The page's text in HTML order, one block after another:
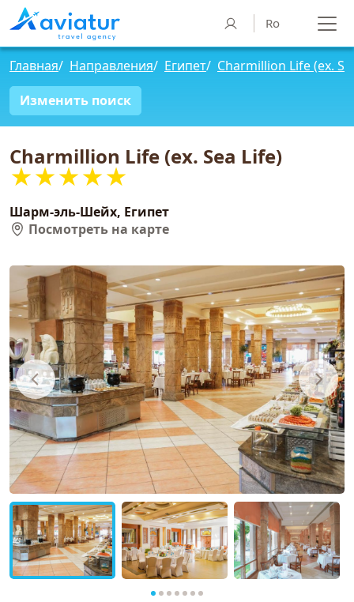
Ro
Главная/ Направления/ Египет/ Charmillion Life (ex.
Изменить поиск
Charmillion Life (ex. Sea Life)
★★★★★
Шарм-эль-Шейх, Египет
Посмотреть на карте